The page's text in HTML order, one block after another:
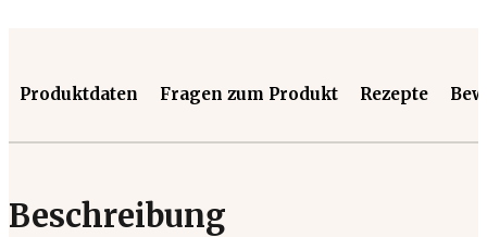
Produktdaten Fragen zum Produkt Rezepte
Beschreibung